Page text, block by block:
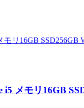
メモリ16GB